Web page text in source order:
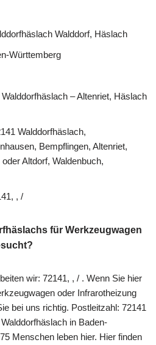
Walddorf, Häslach
Württemberg
– Altenriet, Häslach
Walddorfhäslach,
Bempflingen, Altenriet,
Altdorf, Waldenbuch,
, /
für Werkzeugwagen
wir: 72141, , / . Wenn Sie hier
oder Infrarotheizung
bei uns richtig. Postleitzahl: 72141
in Baden-
Menschen leben hier. Hier finden